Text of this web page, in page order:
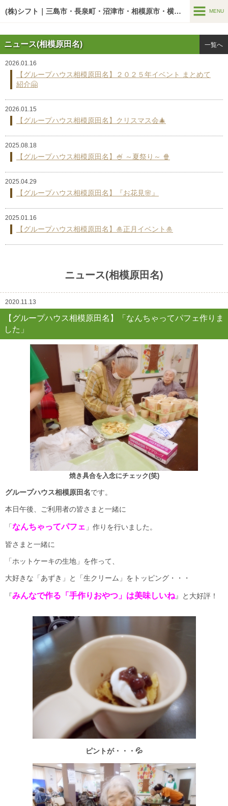
O5AwA5o1HbI
(株)シフト｜三島市・長泉町・沼津市・相模原市・横浜市の老人ホーム MENU
介護サービス
居宅介護支援事業
介護施設
空室情報
リクルート
会社案内
ニュース(相模原田名) 一覧へ
2026.01.16
【グループハウス相模原田名】２０２５年イベント まとめて
紹介🤗
2026.01.15
【グループハウス相模原田名】クリスマス会🎄
2025.08.18
【グループハウス相模原田名】🍧 ～夏祭り～ 🍿
2025.04.29
【グループハウス相模原田名】『お花見🌸』
2025.01.16
【グループハウス相模原田名】🎍正月イベント🎍
ニュース(相模原田名)
2020.11.13
【グループハウス相模原田名】「なんちゃってパフェ作りま
した」
焼き具合を入念にチェック(笑)
グループハウス相模原田名です。
本日午後、ご利用者の皆さまと一緒に
「なんちゃってパフェ 」作りを行いました。
皆さまと一緒に
「ホットケーキの生地」を作って、
大好きな「あずき」と「生クリーム」をトッピング・・・
『みんなで作る「手作りおやつ」は美味しいね』と大好評！
ピントが・・・💦